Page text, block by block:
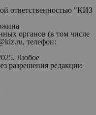
ответственностью "КИЗ
органов (в том числе
телефон:
Любое
разрешения редакции